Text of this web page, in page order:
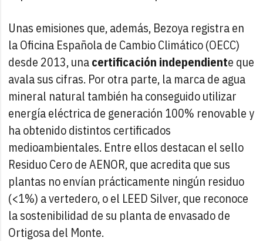
Unas emisiones que, además, Bezoya registra en
la Oficina Española de Cambio Climático (OECC)
desde 2013, unacertificación independiente que
avala sus cifras. Por otra parte, la marca de agua
mineral natural también ha conseguido utilizar
energía eléctrica de generación 100% renovable y
ha obtenido distintos certificados
medioambientales. Entre ellos destacan el sello
Residuo Cero de AENOR, que acredita que sus
plantas no envían prácticamente ningún residuo
(<1%) a vertedero, o el LEED Silver, que reconoce
la sostenibilidad de su planta de envasado de
Ortigosa del Monte.